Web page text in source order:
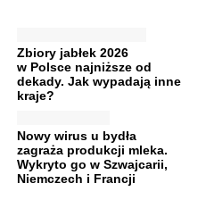
Zbiory jabłek 2026
w Polsce najniższe od
dekady. Jak wypadają inne
kraje?
Nowy wirus u bydła
zagraża produkcji mleka.
Wykryto go w Szwajcarii,
Niemczech i Francji